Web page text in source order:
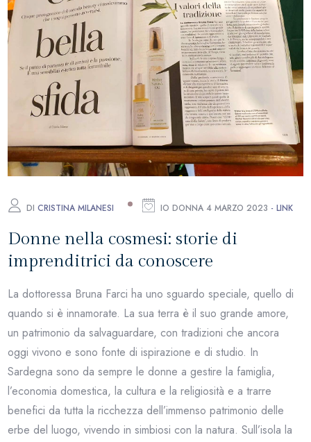
DICRISTINA MILANESI IO DONNA 4 MARZO 2023 - LINK
Donne nella cosmesi: storie di
imprenditrici da conoscere
La dottoressa Bruna Farci ha uno sguardo speciale, quello di
quando si è innamorate. La sua terra è il suo grande amore,
un patrimonio da salvaguardare, con tradizioni che ancora
oggi vivono e sono fonte di ispirazione e di studio. In
Sardegna sono da sempre le donne a gestire la famiglia,
l’economia domestica, la cultura e la religiosità e a trarre
benefici da tutta la ricchezza dell’immenso patrimonio delle
erbe del luogo, vivendo in simbiosi con la natura. Sull’isola la